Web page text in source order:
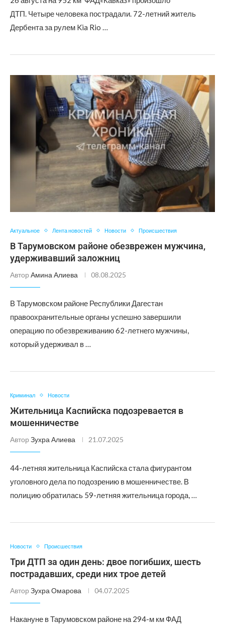
ДТП. Четыре человека пострадали. 72-летний житель
Дербента за рулем Kia Rio …
Актуальное Лента новостей Новости Происшествия
В Тарумовском районе обезврежен мужчина,
удерживавший заложниц
Автор Амина Алиева 08.08.2025
В Тарумовском районе Республики Дагестан
правоохранительные органы успешно завершили
операцию по обезвреживанию 62-летнего мужчины,
который удерживал в …
Криминал Новости
Жительница Каспийска подозревается в
мошенничестве
Автор Зухра Алиева 21.07.2025
44-летняя жительница Каспийска стала фигурантом
уголовного дела по подозрению в мошенничестве. В
полицию обратилась 59-летняя жительница города, …
Новости Происшествия
Три ДТП за один день: двое погибших, шесть
пострадавших, среди них трое детей
Автор Зухра Омарова 04.07.2025
Накануне в Тарумовском районе на 294-м км ФАД